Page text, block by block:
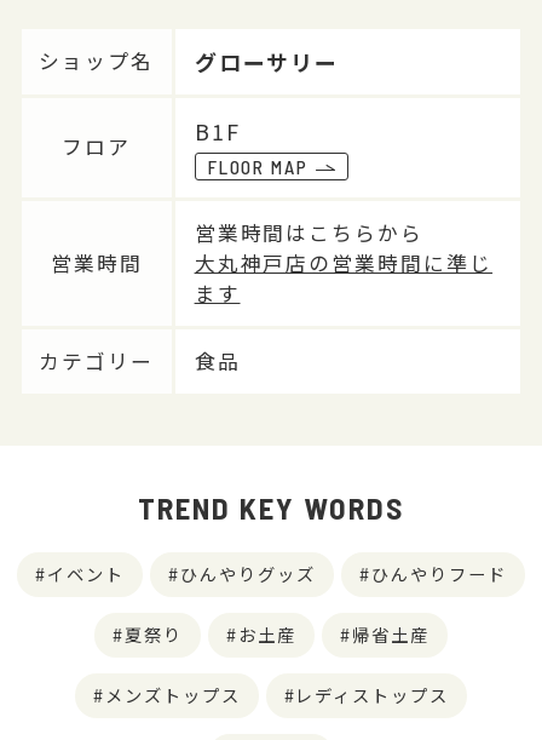
ショップ名 グローサリー
フロア
B1F
FLOOR MAP
営業時間
営業時間はこちらから
大丸神戸店の営業時間に準じ
ます
カテゴリー 食品
TREND KEY WORDS
イベント ひんやりグッズ ひんやりフード
夏祭り お土産 帰省土産
メンズトップス レディストップス